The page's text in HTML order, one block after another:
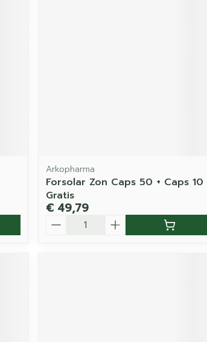
Arkopharma
Forsolar Zon Caps 50 + Caps 10
Gratis
€ 49,79